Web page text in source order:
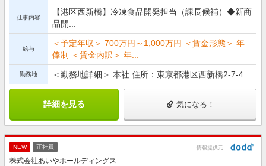
仕事内容
【港区西新橋】冷凍食品開発担当（課長候補）◆新商
品開...
給与
＜予定年収＞ 700万円～1,000万円 ＜賃金形態＞ 年
俸制 ＜賃金内訳＞ 年...
勤務地 ＜勤務地詳細＞ 本社 住所：東京都港区西新橋2-7-4...
詳細を見る 気になる！
NEW 正社員 情報提供元
株式会社あいやホールディングス